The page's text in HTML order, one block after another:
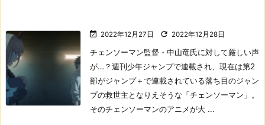
 2022年12月27日  2022年12月28日
チェンソーマン監督・中山竜氏に対して厳しい声
が…？週刊少年ジャンプで連載され、現在は第2
部がジャンプ＋で連載されている落ち目のジャン
プの救世主となりえそうな「チェンソーマン」。
そのチェンソーマンのアニメが大 ...